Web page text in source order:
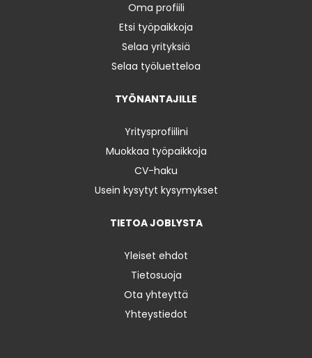
Oma profiili
Etsi työpaikkoja
Selaa yrityksiä
Selaa työluetteloa
TYÖNANTAJILLE
Yritysprofiilini
Muokkaa työpaikkoja
CV-haku
Usein kysytyt kysymykset
TIETOA JOBLYSTA
Yleiset ehdot
Tietosuoja
Ota yhteyttä
Yhteystiedot